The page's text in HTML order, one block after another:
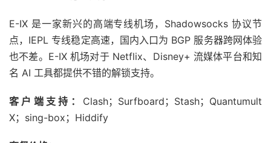
E-IX 是一家新兴的高端专线机场，Shadowsocks 协议节
点，IEPL 专线稳定高速，国内入口为 BGP 服务器跨网体验
也不差。E-IX 机场对于 Netflix、Disney+ 流媒体平台和知
名 AI 工具都提供不错的解锁支持。
客户端支持： Clash；Surfboard；Stash；Quantumult
X；sing-box；Hiddify